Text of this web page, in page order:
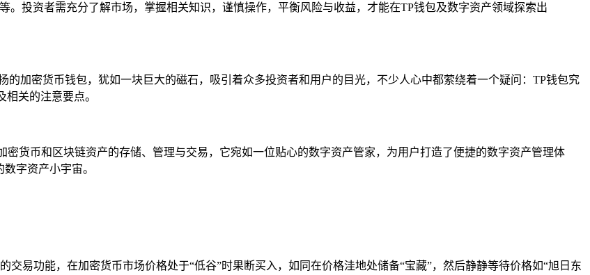
。投资者需充分了解市场，掌握相关知识，谨慎操作，平衡风险与收益，才能在TP钱包及数字资产领域探索出
的加密货币钱包，犹如一块巨大的磁石，吸引着众多投资者和用户的目光，不少人心中都萦绕着一个疑问：TP钱包究
关的注意要点。
密货币和区块链资产的存储、管理与交易，它宛如一位贴心的数字资产管家，为用户打造了便捷的数字资产管理体
字资产小宇宙。
交易功能，在加密货币市场价格处于“低谷”时果断买入，如同在价格洼地处储备“宝藏”，然后静静等待价格如“旭日东